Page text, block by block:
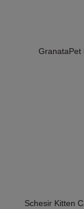
GranataPet
Schesir Kitten